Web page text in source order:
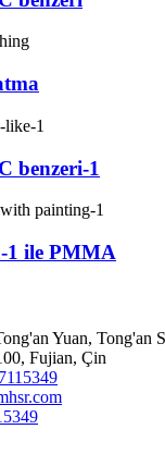
benzeri-1
1 ile PMMA
Yuan, Tong'an
Fujian, Çin